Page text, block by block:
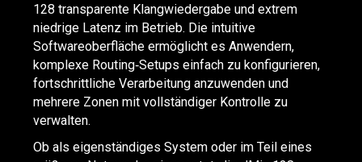
128 transparente Klangwiedergabe und extrem
niedrige Latenz im Betrieb. Die intuitive
Softwareoberfläche ermöglicht es Anwendern,
komplexe Routing‑Setups einfach zu konfigurieren,
fortschrittliche Verarbeitung anzuwenden und
mehrere Zonen mit vollständiger Kontrolle zu
verwalten.
Ob als eigenständiges System oder im Teil eines